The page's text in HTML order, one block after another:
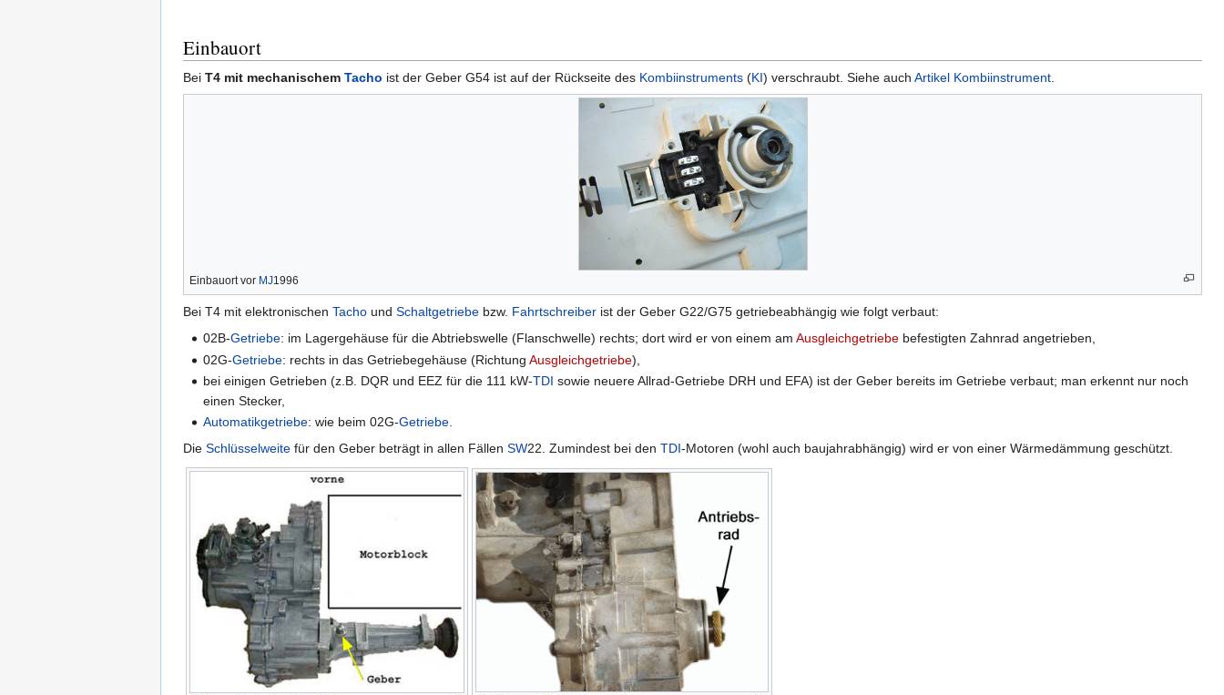
Einbauort
Bei T4 mit mechanischem Tacho ist der Geber G54 ist auf der Rückseite des Kombiinstruments (KI) verschraubt. Siehe auch Artikel Kombiinstrument.
Einbauort vor MJ1996
Bei T4 mit elektronischen Tacho und Schaltgetriebe bzw. Fahrtschreiber ist der Geber G22/G75 getriebeabhängig wie folgt verbaut:
02B-Getriebe: im Lagergehäuse für die Abtriebswelle (Flanschwelle) rechts; dort wird er von einem amAusgleichgetriebe befestigten Zahnrad angetrieben,
02G-Getriebe: rechts in das Getriebegehäuse (RichtungAusgleichgetriebe),
bei einigen Getrieben (z.B. DQR und EEZ für die 111 kW-TDI sowie neuere Allrad-Getriebe DRH und EFA) ist der Geber bereits im Getriebe verbaut; man erkennt nur noch
einen Stecker,
Automatikgetriebe: wie beim 02G-Getriebe.
Die Schlüsselweite für den Geber beträgt in allen Fällen SW22. Zumindest bei den TDI-Motoren (wohl auch baujahrabhängig) wird er von einer Wärmedämmung geschützt.